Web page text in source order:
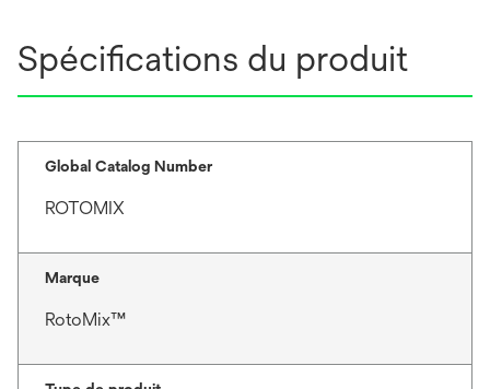
Spécifications du produit
Global Catalog Number
ROTOMIX
Marque
RotoMix™